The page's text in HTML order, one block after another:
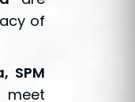
of
SPM
meet